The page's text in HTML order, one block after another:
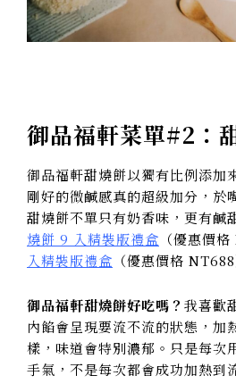
御品福軒菜單#2：
御品福軒甜燒餅以獨有比例添加
剛好的微鹹感真的超級加分，於
甜燒餅不單只有奶香味，更有鹹
燒餅 9 入精裝版禮盒 （優惠價
入精裝版禮盒 （優惠價格 NT688
御品福軒甜燒餅好吃嗎？ 我喜歡
內餡會呈現要流不流的狀態，加
樣，味道會特別濃郁。只是每次
手氣，不是每次都會成功加熱到